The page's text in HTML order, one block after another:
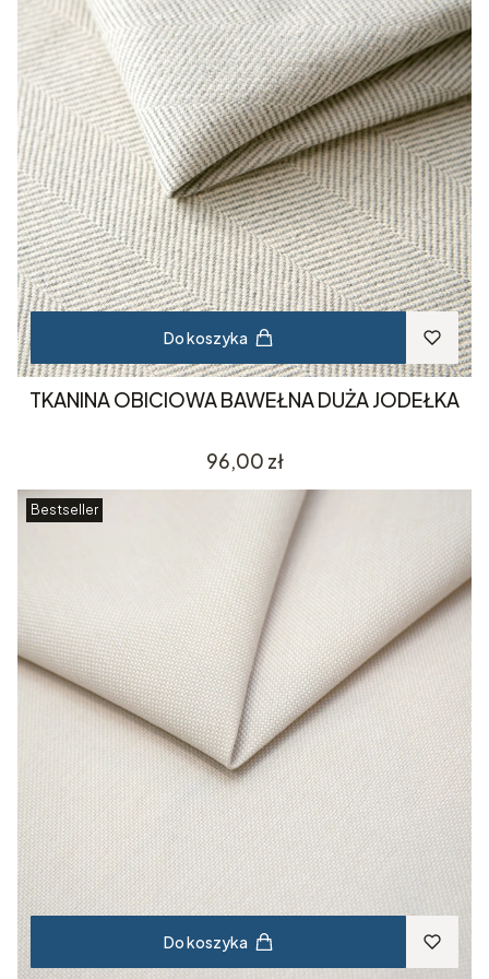
Do koszyka
TKANINA OBICIOWA BAWEŁNA DUŻA JODEŁKA
Cena
96,00 zł
Bestseller
Do koszyka